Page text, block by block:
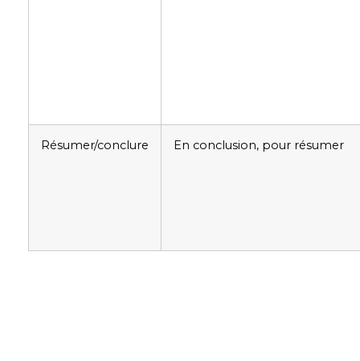
Résumer/conclure En conclusion, pour résumer